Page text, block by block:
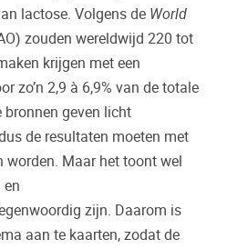
lactose. Volgens de World
zouden wereldwijd 220 tot
krijgen met een
zo’n 2,9 à 6,9% van de totale
bronnen geven licht
de resultaten moeten met
worden. Maar het toont wel
en
zijn. Daarom is
aan te kaarten, zodat de